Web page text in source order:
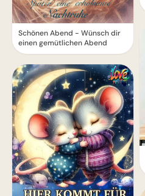
Schönen Abend - Wünsch dir
einen gemütlichen Abend